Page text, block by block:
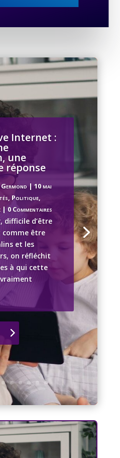
Internet :
une
réponse
|10 mai
, Politique,
| 0 Commentaires
difficile d’être
comme être
et les
on réfléchit
à qui cette